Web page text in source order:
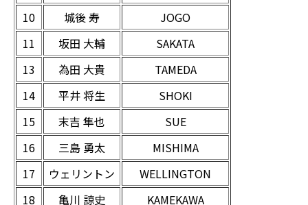
10
城後 寿
JOGO
11
坂田 大輔
SAKATA
13
為田 大貴
TAMEDA
14
平井 将生
SHOKI
15
末吉 隼也
SUE
16
三島 勇太
MISHIMA
17
ウェリントン
WELLINGTON
18
亀川 諒史
KAMEKAWA